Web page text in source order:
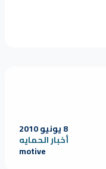
8 يونيو 2010
أخبار الحمايه
motive